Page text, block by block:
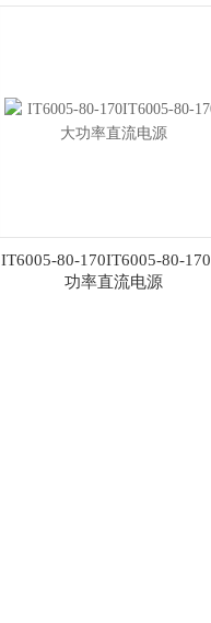
IT6005-80-170IT6005-80-
功率直流电源